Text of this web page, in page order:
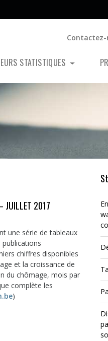
Contactez-
STATISTIQUES
JUILLET 2017
une série de tableaux
chiffres disponibles
et la croissance de
du chômage, mois par
complète les
)